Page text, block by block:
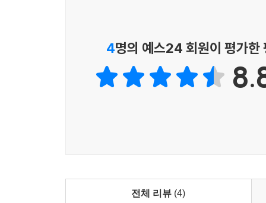
통해 아름답게 사랑을 가꾸어 나갈 줄 아는 잔과
독자들을 자연스럽게 클래식 음악의 세계로 이끈다
계기로 녹음기사였던 아버지가 작곡도 했다는
아버지의 존재를 느끼게 해 주고 자신의 뿌리,
4명의 예스24 회원이 평가한
전체 리뷰 (4)